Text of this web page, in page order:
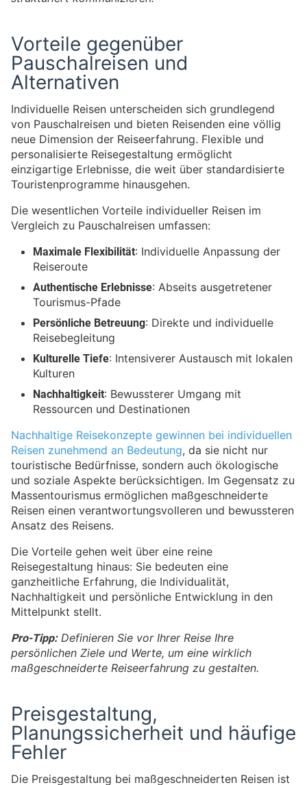
Vorteile gegenüber
Pauschalreisen und
Alternativen
Individuelle Reisen unterscheiden sich grundlegend
von Pauschalreisen und bieten Reisenden eine völlig
neue Dimension der Reiseerfahrung. Flexible und
personalisierte Reisegestaltung ermöglicht
einzigartige Erlebnisse, die weit über standardisierte
Touristenprogramme hinausgehen.
Die wesentlichen Vorteile individueller Reisen im
Vergleich zu Pauschalreisen umfassen:
Maximale Flexibilität: Individuelle Anpassung der
Reiseroute
Authentische Erlebnisse: Abseits ausgetretener
Tourismus-Pfade
Persönliche Betreuung: Direkte und individuelle
Reisebegleitung
Kulturelle Tiefe: Intensiverer Austausch mit lokalen
Kulturen
Nachhaltigkeit: Bewussterer Umgang mit
Ressourcen und Destinationen
Nachhaltige Reisekonzepte gewinnen bei individuellen
Reisen zunehmend an Bedeutung, da sie nicht nur
touristische Bedürfnisse, sondern auch ökologische
und soziale Aspekte berücksichtigen. Im Gegensatz zu
Massentourismus ermöglichen maßgeschneiderte
Reisen einen verantwortungsvolleren und bewussteren
Ansatz des Reisens.
Die Vorteile gehen weit über eine reine
Reisegestaltung hinaus: Sie bedeuten eine
ganzheitliche Erfahrung, die Individualität,
Nachhaltigkeit und persönliche Entwicklung in den
Mittelpunkt stellt.
Pro-Tipp: Definieren Sie vor Ihrer Reise Ihre
persönlichen Ziele und Werte, um eine wirklich
maßgeschneiderte Reiseerfahrung zu gestalten.
Preisgestaltung,
Planungssicherheit und häufige
Fehler
Die Preisgestaltung bei maßgeschneiderten Reisen ist